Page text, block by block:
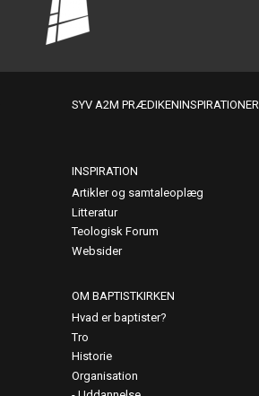
SYV A2M PRÆDIKENINSPIRATIONER
INSPIRATION
Artikler og samtaleoplæg
Litteratur
Teologisk Forum
Websider
OM BAPTISTKIRKEN
Hvad er baptister?
Tro
Historie
Organisation